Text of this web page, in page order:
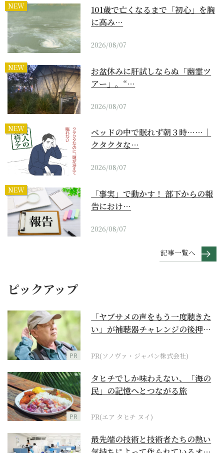
NEW
101歳で亡くなるまで「初心」を胸
に高み…
2026/08/07
NEW
お盆休みに肝試しならぬ「幽霊ツ
アー」。“…
2026/08/07
NEW
ベッドの中で眠れず朝３時……｜
クタクタな…
2026/08/07
NEW
「事実」で動かす！ 部下からの報
告におけ…
2026/08/07
記事一覧へ
ピックアップ
PR
「ヤブサメの声をもう一度聴きた
い」が補聴器チャレンジの後押し
PR(ソノヴァ・ジャパン株式会社)
PR
タヒチでしか味わえない、「海の
民」の記憶へとつながる旅
PR(エア タヒチ ヌイ)
最先端の技術と技術者たちの熱い